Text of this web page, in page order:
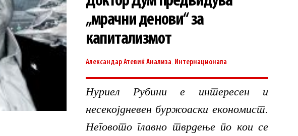
„мрачни денови“ за
капитализмот
Александар АтевиќАнализа Интернационала
Нуриел Рубини е интересен и
несекојдневен буржоаски економист.
Неговото главно тврдење по кои се